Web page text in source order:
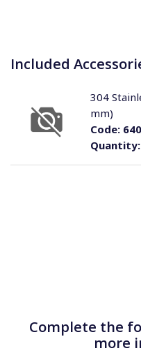
Included
Quantity:
Code:
304
mm)
Complete the
more